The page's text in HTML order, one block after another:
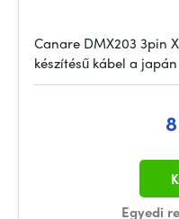
Canare DMX203 3pin
készítésű kábel a
Egyedi